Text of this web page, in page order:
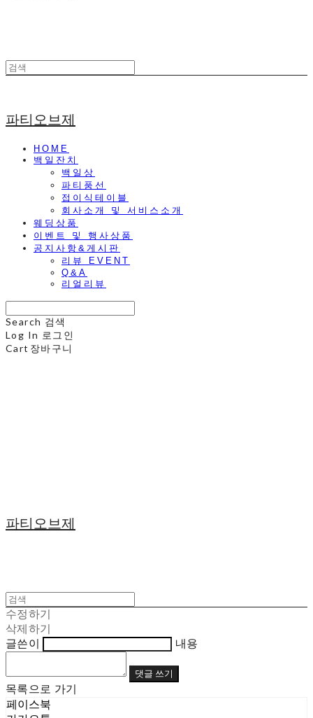
파티오브제
HOME
백일잔치
백일상
파티풍선
접이식테이블
회사소개 및 서비스소개
웨딩상품
이벤트 및 행사상품
공지사항&게시판
리뷰 EVENT
Q&A
리얼리뷰
Search 검색
Log In 로그인
Cart 장바구니
파티오브제
수정하기
삭제하기
글쓴이
내용
댓글 쓰기
목록으로 가기
페이스북